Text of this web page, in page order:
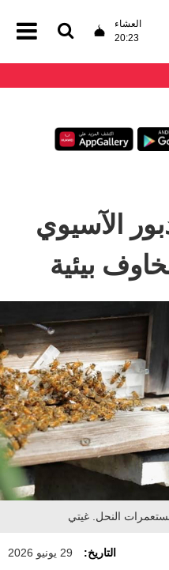
العشاء
20:23
الآسيوي
بيئية
النحل. غيتي
التاريخ: 29 يونيو 2026